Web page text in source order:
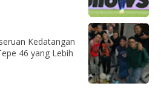
Kedatangan
46 yang Lebih